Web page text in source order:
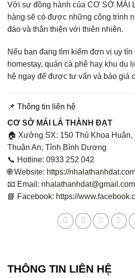
Với sự đồng hành của CƠ SỞ MÁI
hàng sẽ có được những công trình
đáo và thân thiện với thiên nhiên.
Nếu bạn đang tìm kiếm đơn vị uy
homestay, quán cà phê hay khu du
hệ ngay để được tư vấn và báo giá
📌 Thông tin liên hệ
CƠ SỞ MÁI LÁ THÀNH ĐẠT
🏠 Xưởng SX: 150 Thủ Khoa
Thuận An, Tỉnh Bình Dương
📞 Hotline: 0933 252 042
🌐 Website: https://
📧 Email: nhalathanhdat@gmail.com
📘 Facebook: https://
THÔNG TIN LIÊN HỆ